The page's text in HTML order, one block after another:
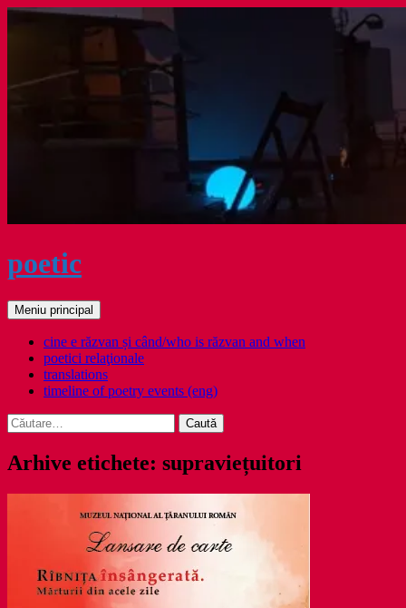
poetic
Caută
Meniu principal
cine e răzvan și când/who is răzvan and when
poetici relaţionale
translations
timeline of poetry events (eng)
Caută
după:
Arhive etichete: supraviețuitori